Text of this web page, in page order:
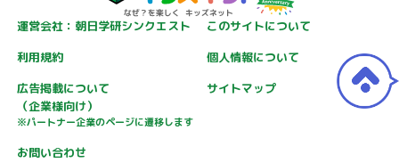
運営会社：朝日学研シンクエスト
このサイトについて
利用規約
個人情報について
広告掲載について
（企業様向け）
※パートナー企業のページに遷移します
サイトマップ
お問い合わせ